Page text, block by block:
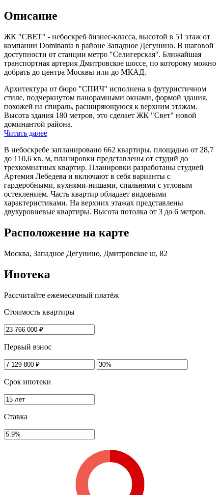
Описание
ЖК "СВЕТ" - небоскреб бизнес-класса, высотой в 51 этаж от
компании Dominanta в районе Западное Дегунино. В шаговой
доступности от станции метро "Селигерская". Ближайшая
транспортная артерия Дмитровское шоссе, по которому можно
добрать до центра Москвы или до МКАД.
Архитектура от бюро "СПИЧ" исполнена в футуристичном
стиле, подчеркнутом панорамными окнами, формой здания,
похожей на спираль, расширяющуюся к верхним этажам.
Высота здания 180 метров, это сделает ЖК "Свет" новой
доминантой района.
Читать далее
В небоскребе запланировано 662 квартиры, площадью от 28,7
до 110,6 кв. м, планировки представлены от студий до
трехкомнатных квартир. Планировки разработаны студией
Артемия Лебедева и включают в себя варианты с
гардеробными, кухнями-нишами, спальнями с угловым
остеклением. Часть квартир обладает видовыми
характеристиками. На верхних этажах представлены
двухуровневые квартиры. Высота потолка от 3 до 6 метров.
Расположение на карте
Москва, Западное Дегунино, Дмитровское ш, 82
Ипотека
Рассчитайте ежемесячный платёж
Стоимость квартиры
Первый взнос
Срок ипотеки
Ставка